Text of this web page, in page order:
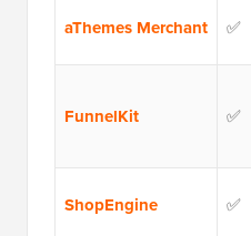
aThemes Merchant ✅
FunnelKit ✅
ShopEngine ✅